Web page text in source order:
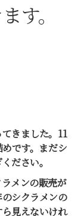
す。
きました。11
です。まだシ
ださい。
メンの販売が
シクラメンの
見えないけれ